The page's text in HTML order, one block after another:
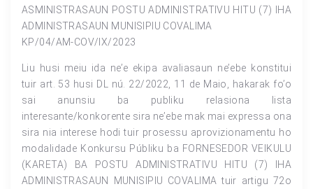
ASMINISTRASAUN POSTU ADMINISTRATIVU HITU (7) IHA
ADMINISTRASAUN MUNISIPIU COVALIMA
KP/04/AM-COV/IX/2023
Liu husi meiu ida ne’e ekipa avaliasaun ne’ebe konstitui
tuir art. 53 husi DL nú. 22/2022, 11 de Maio, hakarak fo’o
sai anunsiu ba publiku relasiona lista
interesante/konkorente sira ne’ebe mak mai expressa ona
sira nia interese hodi tuir prosessu aprovizionamentu ho
modalidade Konkursu Públiku ba FORNESEDOR VEIKULU
(KARETA) BA POSTU ADMINISTRATIVU HITU (7) IHA
ADMINISTRASAUN MUNISIPIU COVALIMA tuir artigu 72o